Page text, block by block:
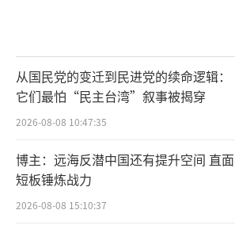
从国民党的变迁到民进党的续命逻辑：
它们最怕“民主台湾”叙事被揭穿
2026-08-08 10:47:35
博主：远海反潜中国还有提升空间 直面
短板锤炼战力
2026-08-08 15:10:37